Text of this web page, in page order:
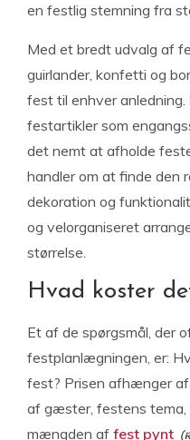
en festlig stemning fra
Med et bredt udvalg af
guirlander, konfetti og
fest til enhver
festartikler som
det nemt at afholde
handler om at finde den
dekoration og
og velorganiseret
størrelse.
Hvad koster
Et af de spørgsmål, der
festplanlægningen, er:
fest? Prisen afhænger
af gæster, festens tema,
mængden af fest pynt